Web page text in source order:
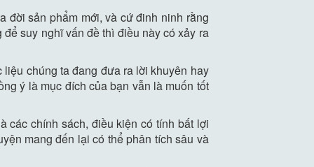
đời sản phẩm mới, và cứ đinh ninh rằng
suy nghĩ vấn đề thì điều này có xảy ra
liệu chúng ta đang đưa ra lời khuyên hay
ý là mục đích của bạn vẫn là muốn tốt
các chính sách, điều kiện có tính bất lợi
mang đến lại có thể phân tích sâu và